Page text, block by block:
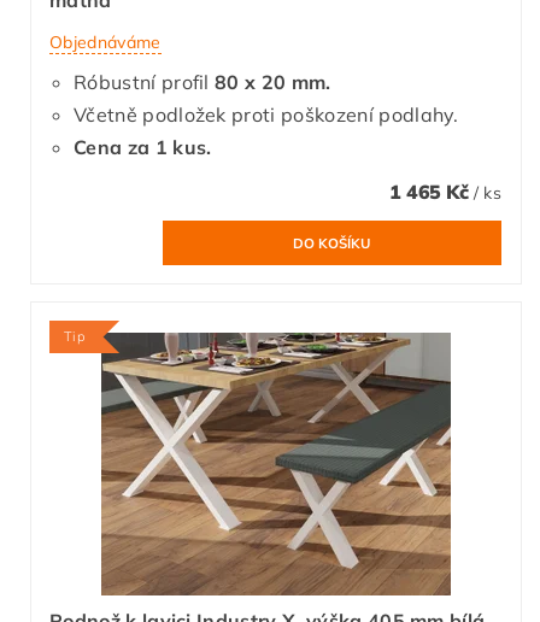
Objednáváme
Róbustní profil80 x 20 mm.
Včetně podložek proti poškození podlahy.
Cena za 1 kus.
1 465 Kč / ks
Tip